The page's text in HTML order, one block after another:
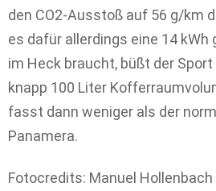
den CO2-Ausstoß auf 56 g/km
es dafür allerdings eine 14 kWh
im Heck braucht, büßt der
knapp 100 Liter
fasst dann weniger als der
Panamera.
Fotocredits: Manuel Hollenbach